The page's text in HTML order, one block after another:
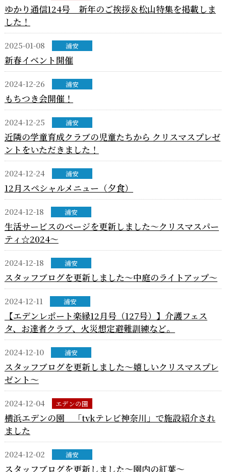
ゆかり通信124号 新年のご挨拶＆松山特集を掲載しま
した！
2025-01-08 浦安
新春イベント開催
2024-12-26 浦安
もちつき会開催！
2024-12-25 浦安
近隣の学童育成クラブの児童たちから クリスマスプレゼ
ントをいただきました！
2024-12-24 浦安
12月スペシャルメニュー（夕食）
2024-12-18 浦安
生活サービスのページを更新しました～クリスマスパー
ティ☆2024～
2024-12-18 浦安
スタッフブログを更新しました～中庭のライトアップ～
2024-12-11 浦安
【エデンレポート楽縁12月号（127号）】介護フェス
タ、お達者クラブ、火災想定避難訓練など。
2024-12-10 浦安
スタッフブログを更新しました～嬉しいクリスマスプレ
ゼント～
2024-12-04 エデンの園
横浜エデンの園 「tvkテレビ神奈川」で施設紹介され
ました
2024-12-02 浦安
スタッフブログを更新しました～園内の紅葉～